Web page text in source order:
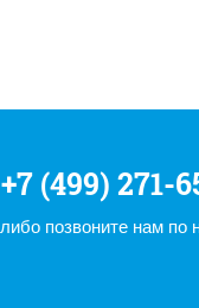
+7 (499) 271-
либо позвоните нам по